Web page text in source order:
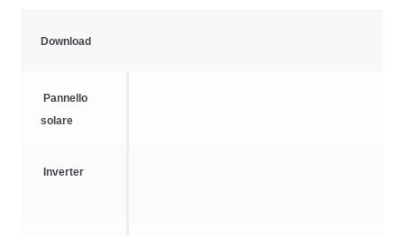
Download
Pannello
solare
Inverter